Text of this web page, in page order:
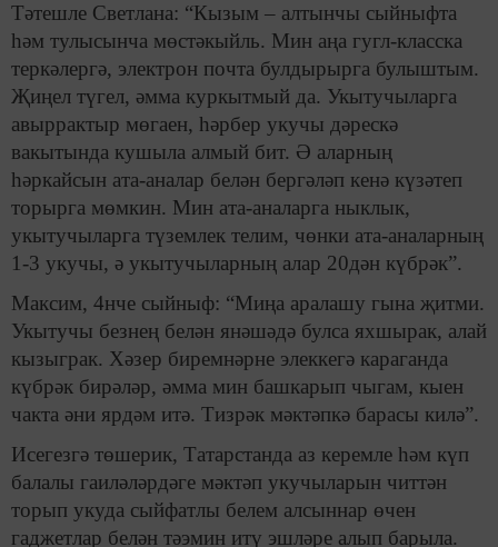
Тәтешле Светлана: “Кызым – алтынчы сыйныфта
һәм тулысынча мөстәкыйль. Мин аңа гугл-класска
теркәлергә, электрон почта булдырырга булыштым.
Җиңел түгел, әмма куркытмый да. Укытучыларга
авыррактыр мөгаен, һәрбер укучы дәрескә
вакытында кушыла алмый бит. Ә аларның
һәркайсын ата-аналар белән бергәләп кенә күзәтеп
торырга мөмкин. Мин ата-аналарга ныклык,
укытучыларга түземлек телим, чөнки ата-аналарның
1-3 укучы, ә укы­тучыларның алар 20дән күбрәк”.
Максим, 4нче сыйныф: “Миңа аралашу гына җитми.
Укытучы безнең белән янәшәдә булса яхшырак, алай
кызыграк. Хәзер биремнәрне элеккегә караганда
күбрәк бирәләр, әмма мин башкарып чыгам, кыен
чакта әни ярдәм итә. Тизрәк мәктәпкә ­барасы килә”.
Исегезгә төшерик, Татарстанда аз керемле һәм күп
балалы гаиләләрдәге мәктәп укучыларын читтән
торып укуда сыйфатлы белем алсыннар өчен
гаджетлар белән тәэмин итү эшләре алып барыла.